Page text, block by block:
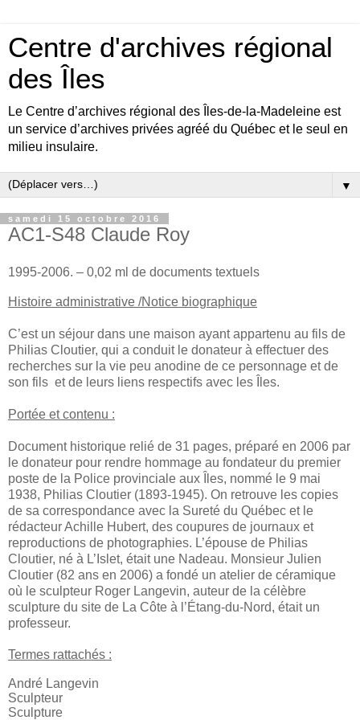
Centre d'archives régional
des Îles
Le Centre d’archives régional des Îles-de-la-Madeleine est
un service d’archives privées agréé du Québec et le seul en
milieu insulaire.
▼
samedi 15 octobre 2016
AC1-S48 Claude Roy
1995-2006. – 0,02 ml de documents textuels
Histoire administrative /Notice biographique
C’est un séjour dans une maison ayant appartenu au fils de
Philias Cloutier, qui a conduit le donateur à effectuer des
recherches sur la vie peu anodine de ce personnage et de
son fils et de leurs liens respectifs avec les Îles.
Portée et contenu :
Document historique relié de 31 pages, préparé en 2006 par
le donateur pour rendre hommage au fondateur du premier
poste de la Police provinciale aux Îles, nommé le 9 mai
1938, Philias Cloutier (1893-1945). On retrouve les copies
de sa correspondance avec la Sureté du Québec et le
rédacteur Achille Hubert, des coupures de journaux et
reproductions de photographies. L’épouse de Philias
Cloutier, né à L’Islet, était une Nadeau. Monsieur Julien
Cloutier (82 ans en 2006) a fondé un atelier de céramique
où le sculpteur Roger Langevin, auteur de la célèbre
sculpture du site de La Côte à l’Étang-du-Nord, était un
professeur.
Termes rattachés :
André Langevin
Sculpteur
Sculpture